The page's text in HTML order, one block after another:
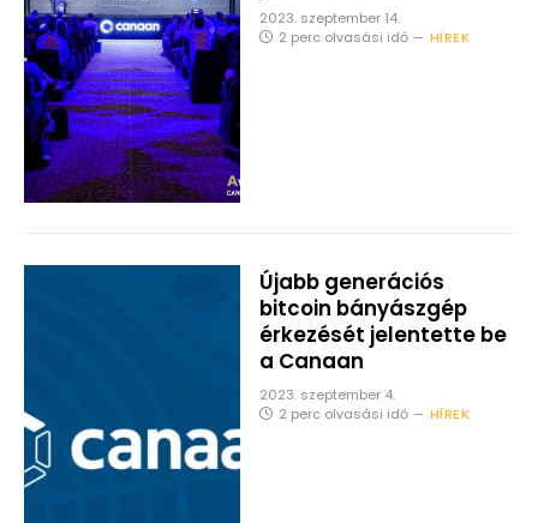
2023. szeptember 14.
2 perc olvasási idő
HÍREK
Újabb generációs
bitcoin bányászgép
érkezését jelentette be
a Canaan
2023. szeptember 4.
2 perc olvasási idő
HÍREK